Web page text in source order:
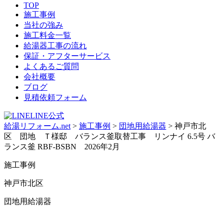
TOP
施工事例
当社の強み
施工料金一覧
給湯器工事の流れ
保証・アフターサービス
よくあるご質問
会社概要
ブログ
見積依頼フォーム
LINE公式
給湯リフォーム.net > 施工事例 > 団地用給湯器 > 神戸市北
区 団地 Ｔ様邸 バランス釜取替工事 リンナイ 6.5号 バ
ランス釜 RBF-BSBN 2026年2月
施工事例
神戸市北区
団地用給湯器